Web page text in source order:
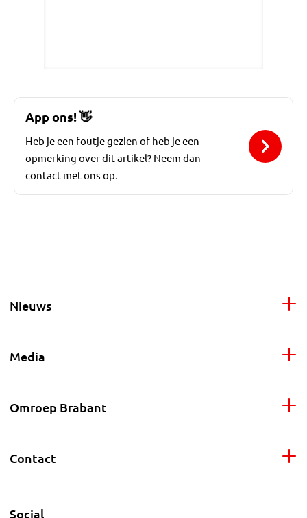
App ons!👋
Heb je een foutje gezien of heb je een
opmerking over dit artikel? Neem dan
contact met ons op.
Nieuws
Media
Omroep Brabant
Contact
Social